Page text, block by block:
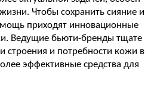
Чтобы сохранить сияние и
приходят инновационные
Ведущие бьюти-бренды тщате
строения и потребности кожи в
эффективные средства для